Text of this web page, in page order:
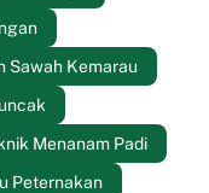
Sawah Kemarau
Menanam Padi
Peternakan